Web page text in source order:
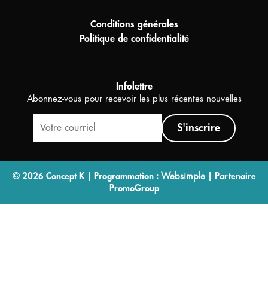
Conditions générales
Politique de confidentialité
Infolettre
Abonnez-vous pour recevoir les plus récentes nouvelles
S'inscrire
© 2026 Concept K | Programmation : Websimple| Partenaire
PromoGroup